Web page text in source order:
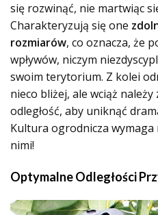
się rozwinąć, nie martwiąc
Charakteryzują się one
rozmiarów, co oznacza, że
wpływów, niczym
swoim terytorium. Z kolei
nieco bliżej, ale wciąż
odległość, aby uniknąć
Kultura ogrodnicza
nimi!
Optymalne Odległości